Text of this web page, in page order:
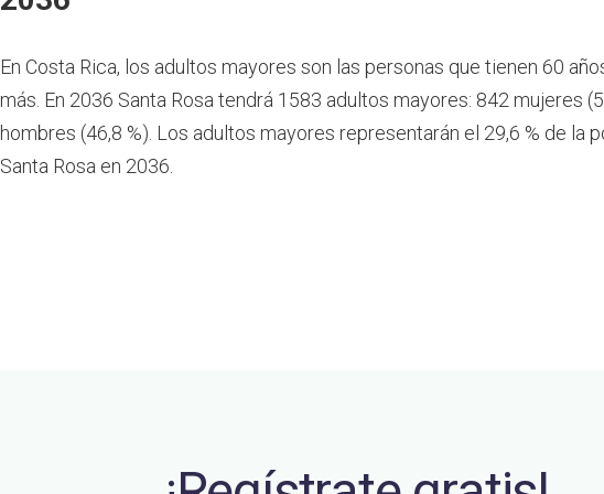
En Costa Rica, los adultos mayores son las personas que tienen 60
más. En 2036 Santa Rosa tendrá 1583 adultos mayores: 842 mujeres
hombres (46,8 %). Los adultos mayores representarán el 29,6 % de la
Santa Rosa en 2036.